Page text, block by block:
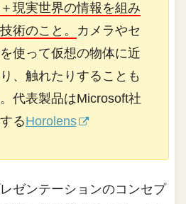
現実世界の情報を組み
術のこと。
カメラやセ
使って仮想の物体に近
、触れたりすることも
代表製品はMicrosoft社
るHorolens
ゼンテーションのコンセプ